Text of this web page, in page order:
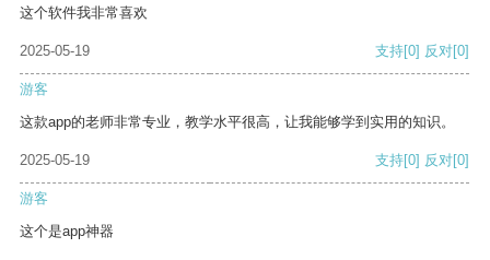
这个软件我非常喜欢
2025-05-19 支持[0] 反对[0]
游客
这款app的老师非常专业，教学水平很高，让我能够学到实用的知识。
2025-05-19 支持[0] 反对[0]
游客
这个是app神器